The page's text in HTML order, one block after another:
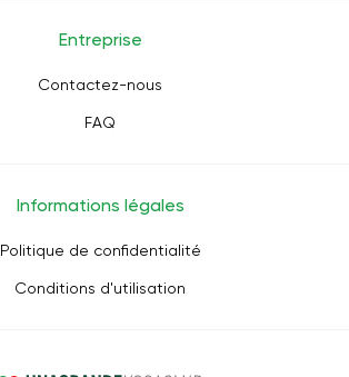
Entreprise
Contactez-nous
FAQ
Informations légales
Politique de confidentialité
Conditions d'utilisation